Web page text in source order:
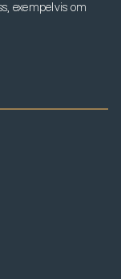
exempelvis om